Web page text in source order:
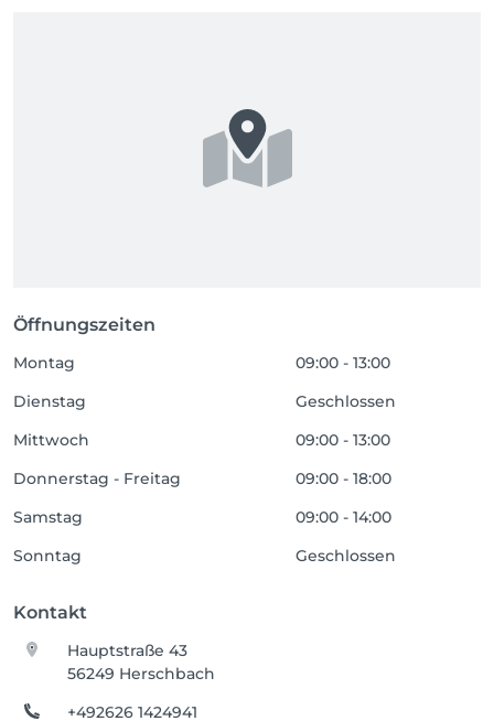
Öffnungszeiten
Montag
09:00 - 13:00
Dienstag
Geschlossen
Mittwoch
09:00 - 13:00
Donnerstag - Freitag
09:00 - 18:00
Samstag
09:00 - 14:00
Sonntag
Geschlossen
Kontakt
Hauptstraße 43
56249 Herschbach
+492626 1424941